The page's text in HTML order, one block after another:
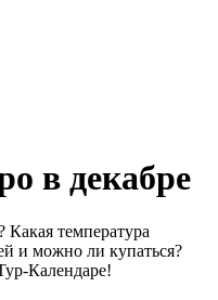
в декабре
Какая температура
и можно ли купаться?
Календаре!